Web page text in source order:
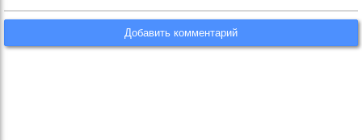
Добавить комментарий